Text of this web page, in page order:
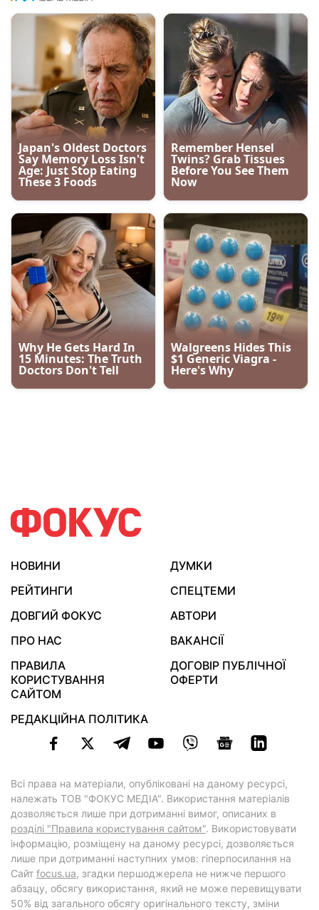
НОВИНИ
ДУМКИ
РЕЙТИНГИ
СПЕЦТЕМИ
ДОВГИЙ ФОКУС
АВТОРИ
ПРО НАС
ВАКАНСІЇ
ПРАВИЛА
КОРИСТУВАННЯ
САЙТОМ
ДОГОВІР ПУБЛІЧНОЇ
ОФЕРТИ
РЕДАКЦІЙНА ПОЛІТИКА
Всі права на матеріали, опубліковані на даному ресурсі,
належать ТОВ "ФОКУС МЕДІА". Використання матеріалів
дозволяється лише при дотриманні вимог, описаних в
розділі "Правила користування сайтом". Використовувати
інформацію, розміщену на даному ресурсі, дозволяється
лише при дотриманні наступних умов: гіперпосилання на
Cайт focus.ua, згадки першоджерела не нижче першого
абзацу, обсягу використання, який не може перевищувати
50% від загального обсягу оригінального тексту, зміни